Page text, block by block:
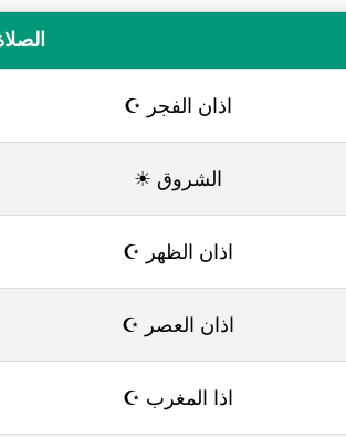
اذان الفجر ☪
الشروق ☀
اذان الظهر ☪
اذان العصر ☪
اذا المغرب ☪